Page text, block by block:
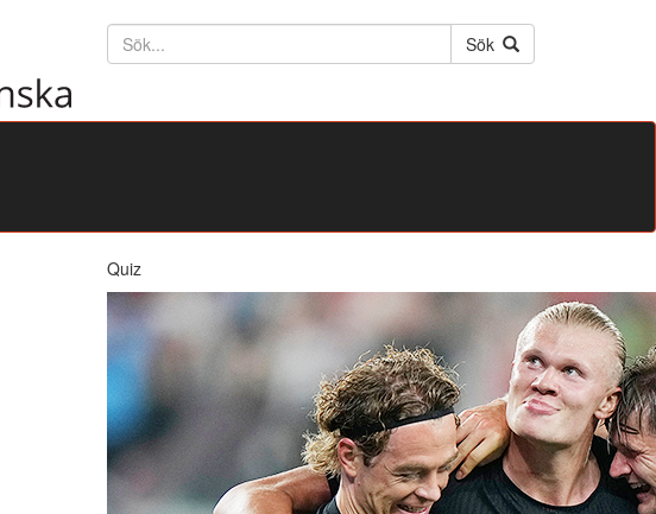
Söktext
Sök
Quiz